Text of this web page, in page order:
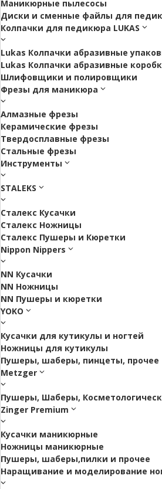
Маникюрные пылесосы
Диски и сменные файлы для
Колпачки для педикюра LUKAS
Lukas Колпачки абразивные
Lukas Колпачки абразивные
Шлифовщики и полировщики
Фрезы для маникюра
Алмазные фрезы
Керамические фрезы
Твердосплавные фрезы
Стальные фрезы
Инструменты
STALEKS
Сталекс Кусачки
Сталекс Ножницы
Сталекс Пушеры и Кюретки
Nippon Nippers
NN Кусачки
NN Ножницы
NN Пушеры и кюретки
YOKO
Кусачки для кутикулы и ногтей
Ножницы для кутикулы
Пушеры, шаберы, пинцеты, прочее
Metzger
Пушеры, Шаберы,
Zinger Premium
Кусачки маникюрные
Ножницы маникюрные
Пушеры, шаберы,пилки и прочее
Наращивание и моделирование